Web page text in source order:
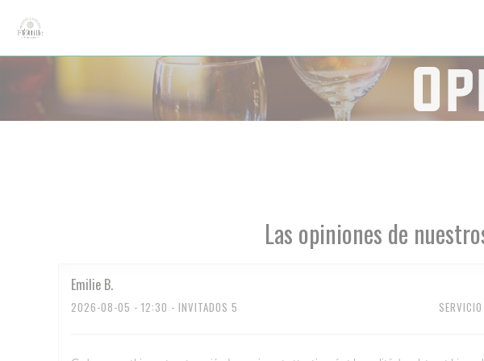
Las opiniones de
Emilie B
2026-08-05 - 12:30 - INVITADOS 5 SERVICIO